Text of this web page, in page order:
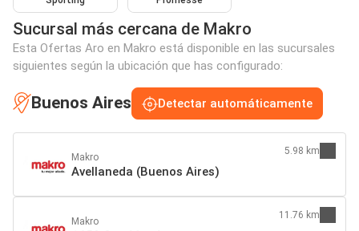
Sucursal más cercana de Makro
Esta Ofertas Aro en Makro está disponible en las sucursales
siguientes según la ubicación que has configurado:
Buenos Aires Detectar automáticamente
Makro
Avellaneda (Buenos Aires)
5.98 km
Makro
11.76 km